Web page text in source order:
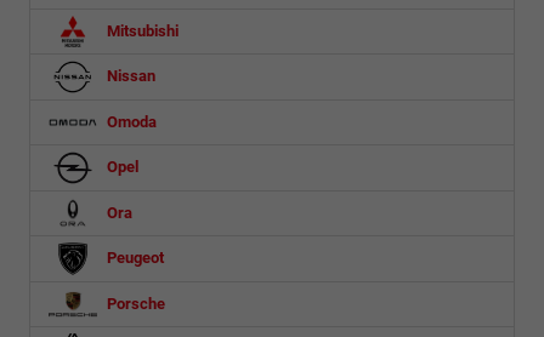
Mitsubishi
Nissan
Omoda
Opel
Ora
Peugeot
Porsche